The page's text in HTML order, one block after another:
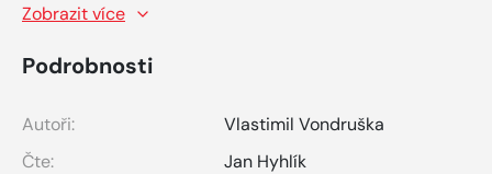
Zobrazit více
Podrobnosti
Autoři:
Vlastimil Vondruška
Čte:
Jan Hyhlík